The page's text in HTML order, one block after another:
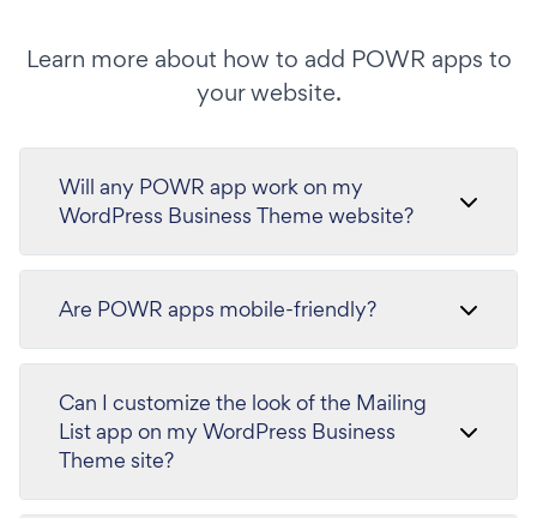
Learn more about how to add POWR apps to
your website.
Will any POWR app work on my
WordPress Business Theme website?
Are POWR apps mobile-friendly?
Can I customize the look of the Mailing
List app on my WordPress Business
Theme site?